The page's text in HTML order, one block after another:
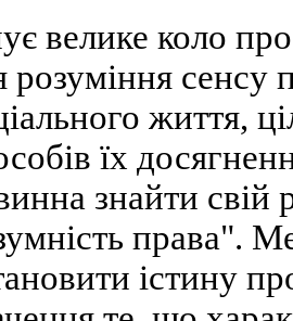
велике коло
розуміння сенсу
життя,
їх
знайти свій
права".
істину